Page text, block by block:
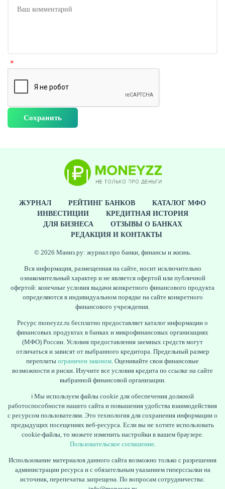
ЖУРНАЛ РЕЙТИНГ БАНКОВ
КАТАЛОГ МФО
ИНВЕСТИЦИИ
КРЕДИТНАЯ ИСТОРИЯ
ДЛЯ БИЗНЕСА
ОТЗЫВЫ О БАНКАХ
РЕДАКЦИЯ И КОНТАКТЫ
© 2026 Маниз.ру: журнал про банки, финансы и жизнь.
Вся информация, размещенная на сайте, носит исключительно
ознакомительный характер и не является офертой или публичной
офертой: конечные условия выдачи конкретного финансового продукта
определяются в индивидуальном порядке на сайте конкретного
финансового учреждения.
Ресурс moneyzz.ru бесплатно предоставляет каталог информации о
финансовых продуктах в банках и микрофинансовых организациях
(МФО) России. Условия предоставления заемных средств могут
отличаться и зависят от выбранного кредитора. Предельный размер
переплаты ограничен законом . Оценивайте свои финансовые
возможности и риски. Изучите все условия кредита по ссылке на сайте
выбранной финансовой организации.
ℹ️ Мы используем файлы cookie для обеспечения должной
работоспособности нашего сайта и повышения удобства взаимодействия
с ресурсом пользователям. Это технология для сохранения информации о
предыдущих посещениях веб-ресурса. Если вы не хотите использовать
cookie-файлы, то можете изменить настройки в вашем браузере.
Пользовательское соглашение.
Использование материалов данного сайта возможно только с разрешения
администрации ресурса и с обязательным указанием гиперссылки на
источник, перепечатка запрещена. По вопросам сотрудничества: